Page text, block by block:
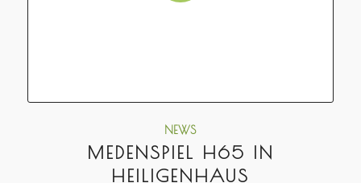
NEWS
MEDENSPIEL H65 IN
HEILIGENHAUS